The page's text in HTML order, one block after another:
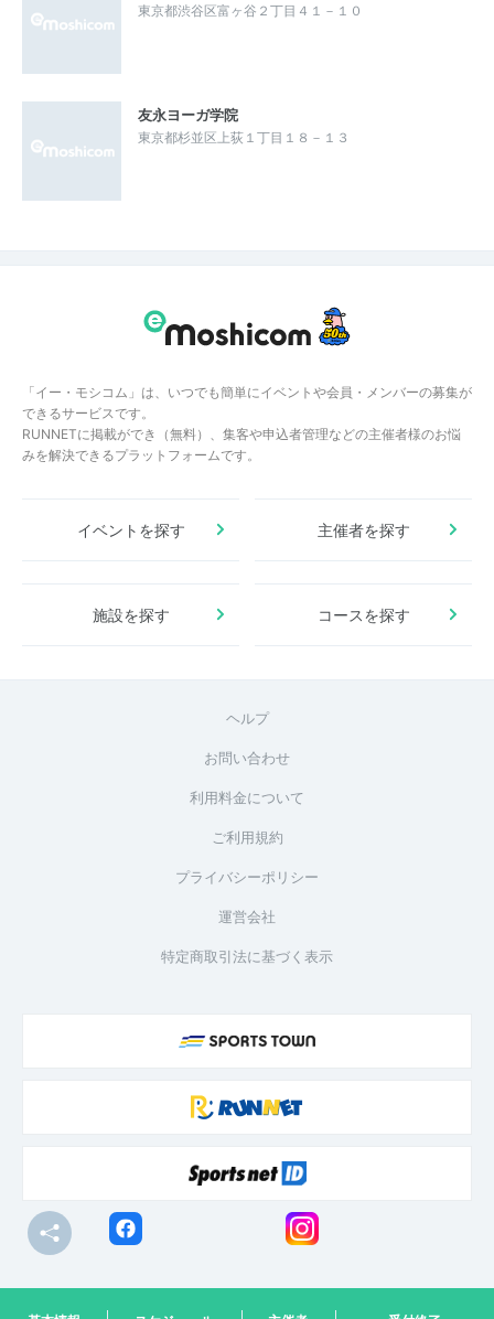
東京都渋谷区富ヶ谷２丁目４１－１０
友永ヨーガ学院
東京都杉並区上荻１丁目１８－１３
「イー・モシコム」は、いつでも簡単にイベントや会員・メンバーの募集が
できるサービスです。
RUNNETに掲載ができ（無料）、集客や申込者管理などの主催者様のお悩
みを解決できるプラットフォームです。
イベントを探す 主催者を探す
施設を探す コースを探す
ヘルプ
お問い合わせ
利用料金について
ご利用規約
プライバシーポリシー
運営会社
特定商取引法に基づく表示